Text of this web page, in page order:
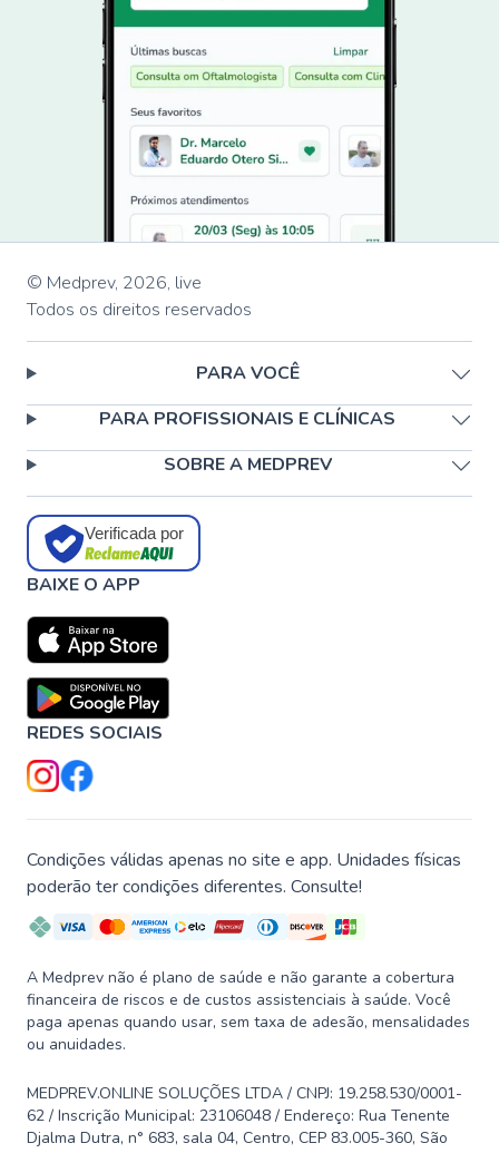
© Medprev, 2026, live
Todos os direitos reservados
PARA VOCÊ
PARA PROFISSIONAIS E CLÍNICAS
SOBRE A MEDPREV
Verificada por
BAIXE O APP
REDES SOCIAIS
Condições válidas apenas no site e app. Unidades físicas
poderão ter condições diferentes. Consulte!
A Medprev não é plano de saúde e não garante a cobertura
financeira de riscos e de custos assistenciais à saúde. Você
paga apenas quando usar, sem taxa de adesão, mensalidades
ou anuidades.
MEDPREV.ONLINE SOLUÇÕES LTDA / CNPJ: 19.258.530/0001-
62 / Inscrição Municipal: 23106048 / Endereço: Rua Tenente
Djalma Dutra, n° 683, sala 04, Centro, CEP 83.005-360, São